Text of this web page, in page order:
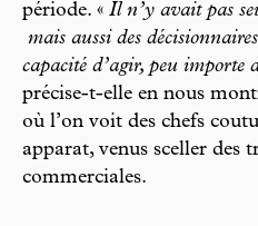
période. « Il n’y avait pas
mais aussi des
capacité d’agir, peu importe
précise-t-elle en nous
où l’on voit des chefs
apparat, venus sceller des
commerciales.